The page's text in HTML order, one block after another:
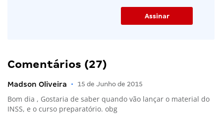
Comentários (27)
Madson Oliveira • 15 de Junho de 2015
Bom dia , Gostaria de saber quando vão lançar o material do
INSS, e o curso preparatório. obg